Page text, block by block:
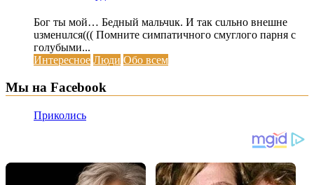
Бог ты мой… Бедный мальчuк. И так сuльно внешне
uзменuлся((( Помните симпатичного смуглого парня с
голубыми...
Интересное Люди Обо всем
Мы на Facebook
Приколись